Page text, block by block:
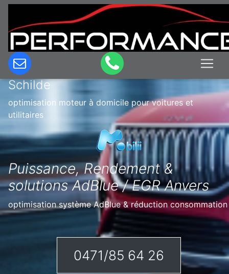
Optimisation & Reprogrammation
moteur à domicile en Belgique à
Schilde
optimisation moteur à domicile pour voitures et
utilitaires
Puissance, Rendement &
solutions AdBlue / EGR Anvers
optimisation système AdBlue & réduction consommation
0471/85 64 26